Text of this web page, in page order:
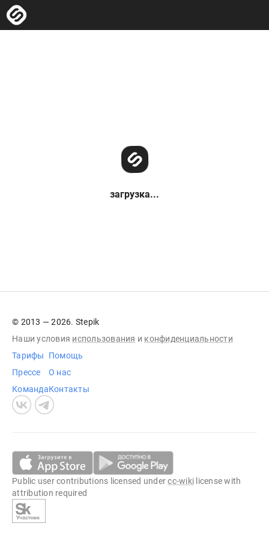
загрузка...
© 2013 — 2026. Stepik
Наши условия использования и конфиденциальности
Тарифы
Прессе
Команда
Помощь
О нас
Контакты
Public user contributions licensed undercc-wiki license with
attribution required